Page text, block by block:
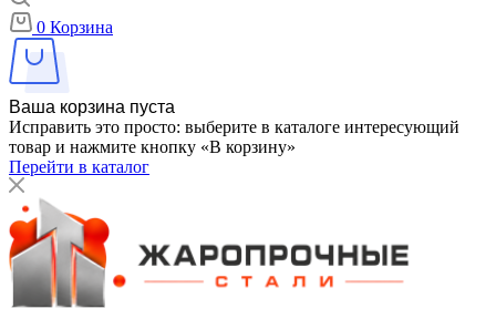
0 Корзина
Ваша корзина пуста
Исправить это просто: выберите в каталоге интересующий
товар и нажмите кнопку «В корзину»
Перейти в каталог